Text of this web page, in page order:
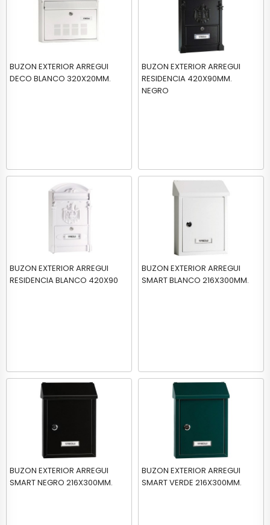
BUZON EXTERIOR ARREGUI
DECO BLANCO 320X20MM.
BUZON EXTERIOR ARREGUI
RESIDENCIA 420X90MM.
NEGRO
BUZON EXTERIOR ARREGUI
RESIDENCIA BLANCO 420X90
BUZON EXTERIOR ARREGUI
SMART BLANCO 216X300MM.
BUZON EXTERIOR ARREGUI
SMART NEGRO 216X300MM.
BUZON EXTERIOR ARREGUI
SMART VERDE 216X300MM.